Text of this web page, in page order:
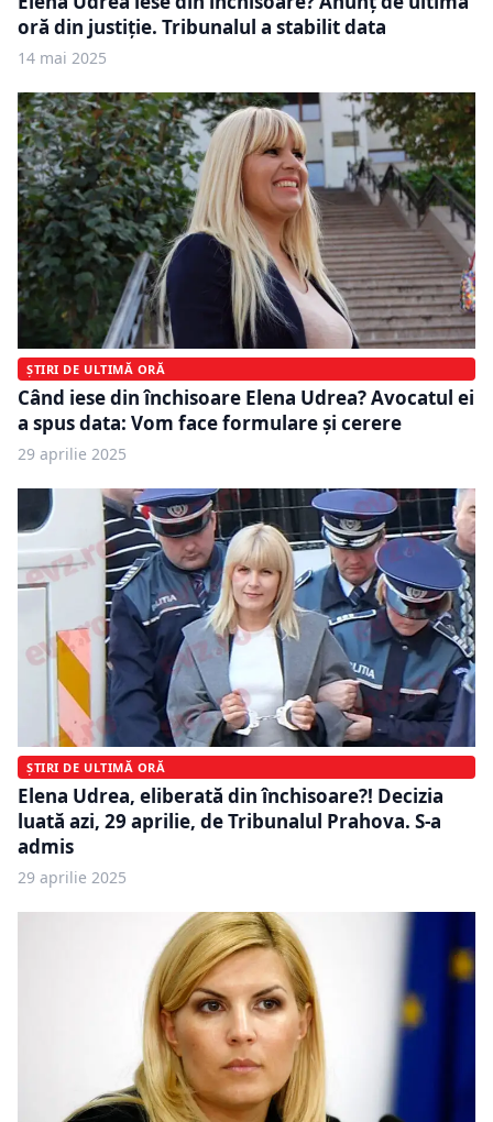
oră din justiție. Tribunalul a stabilit data
14 mai 2025
ȘTIRI DE ULTIMĂ ORĂ
Când iese din închisoare Elena Udrea? Avocatul ei
a spus data: Vom face formulare și cerere
29 aprilie 2025
ȘTIRI DE ULTIMĂ ORĂ
Elena Udrea, eliberată din închisoare?! Decizia
luată azi, 29 aprilie, de Tribunalul Prahova. S-a
admis
29 aprilie 2025